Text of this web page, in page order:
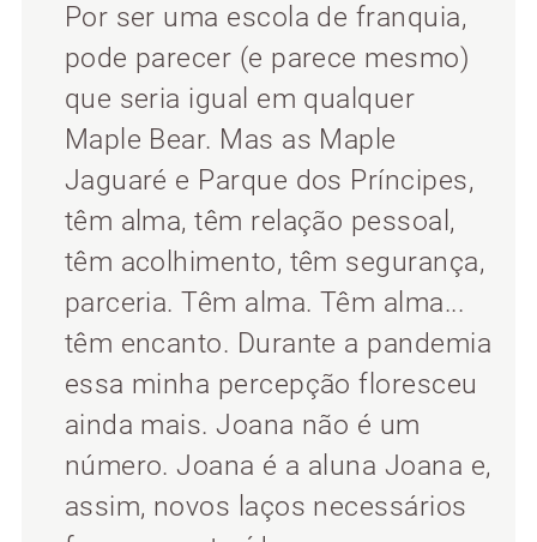
Por ser uma escola de franquia,
pode parecer (e parece mesmo)
que seria igual em qualquer
Maple Bear. Mas as Maple
Jaguaré e Parque dos Príncipes,
têm alma, têm relação pessoal,
têm acolhimento, têm segurança,
parceria. Têm alma. Têm alma...
têm encanto. Durante a pandemia
essa minha percepção floresceu
ainda mais. Joana não é um
número. Joana é a aluna Joana e,
assim, novos laços necessários